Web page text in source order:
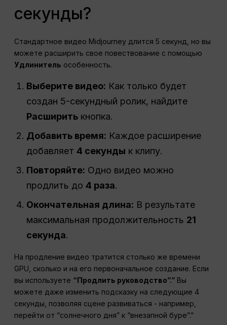
секунды?
Стандартное видео Midjourney длится 5 секунд, но вы
можете расширить свое повествование с помощью
Удлинитель особенность.
Выберите видео: Как только будет
создан 5-секундный ролик, найдите
Расширить кнопка.
Добавить время: Каждое расширение
добавляет4 секунды к клипу.
Повторяйте: Одно видео можно
продлить до4 раза.
Окончательная длина: В результате
максимальная продолжительность 21
секунда.
На продление видео тратится столько же времени
GPU, сколько и на его первоначальное создание. Если
вы используете “Продлить руководство”.” Вы
можете даже изменить подсказку на следующие 4
секунды, позволяя сцене развиваться - например,
перейти от “солнечного дня” к “внезапной буре”.”